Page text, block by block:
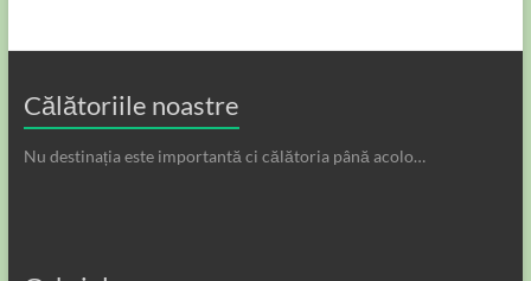
Călătoriile noastre
Nu destinația este importantă ci călătoria până acolo…